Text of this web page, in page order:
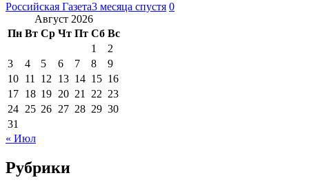
Российская Газета3 месяца спустя 0
Август 2026
Пн Вт Ср Чт Пт Сб Вс
1
2
3
4 5 6 7 8
9
10 11 12 13 14 15 16
17 18 19 20 21 22 23
24 25 26 27 28 29 30
31
« Июл
Рубрики